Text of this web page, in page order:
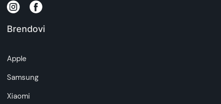
Brendovi
Apple
Samsung
Xiaomi